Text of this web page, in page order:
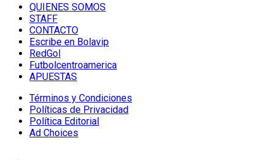
QUIENES SOMOS
STAFF
CONTACTO
Escribe en Bolavip
RedGol
Futbolcentroamerica
APUESTAS
Términos y Condiciones
Políticas de Privacidad
Política Editorial
Ad Choices